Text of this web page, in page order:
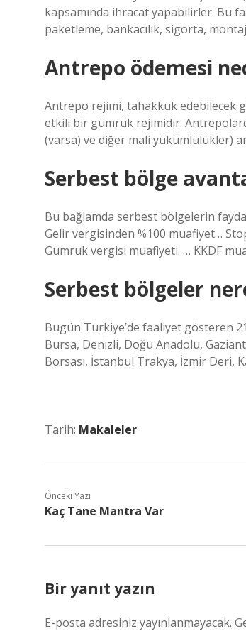
kapsamında ihracat yapabilirler. Bu
paketleme, bankacılık, sigorta,
Antrepo ödemesi
Antrepo rejimi, tahakkuk edebilecek
etkili bir gümrük rejimidir.
(varsa) ve diğer mali yükümlülükler)
Serbest bölge
Bu bağlamda serbest bölgelerin
Gelir vergisinden %100 muafiyet…
Gümrük vergisi muafiyeti. … KKDF
Serbest bölgeler
Bugün Türkiye’de faaliyet gösteren
Bursa, Denizli, Doğu Anadolu,
Borsası, İstanbul Trakya, İzmir Deri,
Tarih: Makaleler
Önceki Yazı
Kaç Tane Mantra Var
Bir yanıt yazın
E-posta adresiniz yayınlanmayacak.